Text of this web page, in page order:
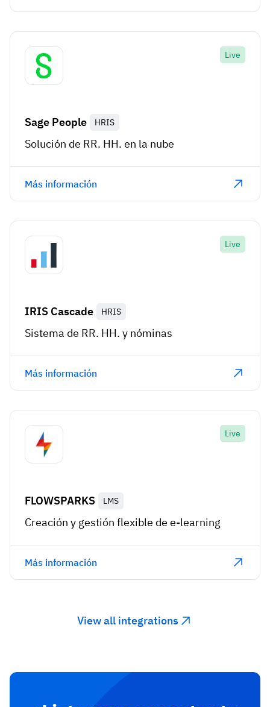
Live
Sage People HRIS
Solución de RR. HH. en la nube
Más información
Live
IRIS Cascade HRIS
Sistema de RR. HH. y nóminas
Más información
Live
FLOWSPARKS LMS
Creación y gestión flexible de e-learning
Más información
View all integrations